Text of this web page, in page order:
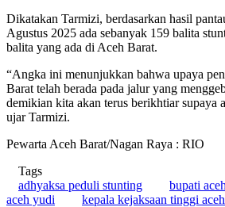
Dikatakan Tarmizi, berdasarkan hasil
Agustus 2025 ada sebanyak 159 balita
balita yang ada di Aceh Barat.
“Angka ini menunjukkan bahwa upaya
Barat telah berada pada jalur yang
demikian kita akan terus berikhtiar supaya
ujar Tarmizi.
Pewarta Aceh Barat/Nagan Raya : RIO
Tags
adhyaksa peduli stunting
bupati
aceh yudi
kepala kejaksaan tinggi aceh